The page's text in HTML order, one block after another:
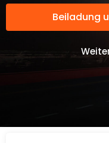
Beiladung